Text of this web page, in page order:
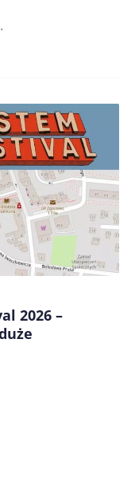
podczas
2026 –